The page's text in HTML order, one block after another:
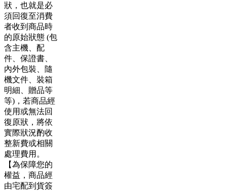
狀，也就是必
須回復至消費
者收到商品時
的原始狀態 (包
含主機、配
件、保證書、
內外包裝、隨
機文件、裝箱
明細、贈品等
等)，若商品經
使用或無法回
復原狀，將依
實際狀況酌收
整新費或相關
處理費用。
【為保障您的
權益，商品經
由宅配到貨簽